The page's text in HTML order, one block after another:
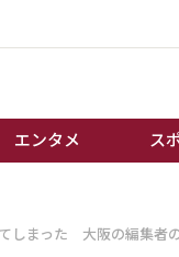
エンタメ ス
しまった 大阪の編集者